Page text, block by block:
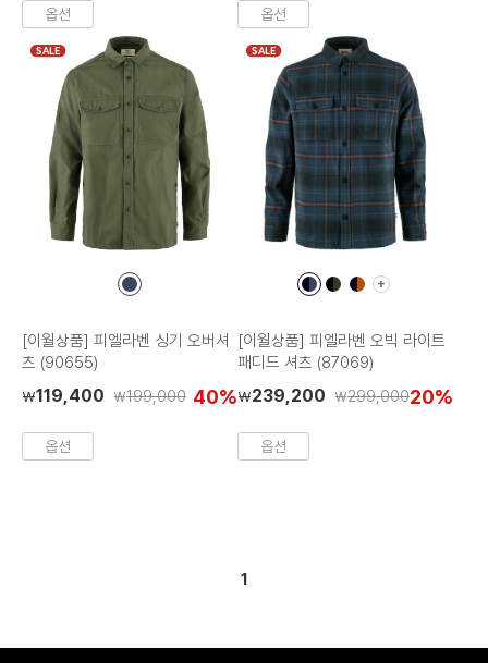
옵션 옵션
SALE
컬
[이월상품] 피엘라벤 싱기 오버셔
츠 (90655)
₩119,400 ₩199,000 40%
옵션
SALE
컬
컬
컬
+더
[이월상품] 피엘라벤 오빅 라이트
패디드 셔츠 (87069)
₩239,200 ₩299,00020%
옵션
1